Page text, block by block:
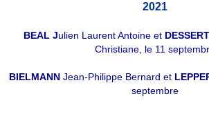
2021
BEAL Julien Laurent Antoineet
Christiane, le 11
BIELMANN Jean-Philippe Bernard et
septembre